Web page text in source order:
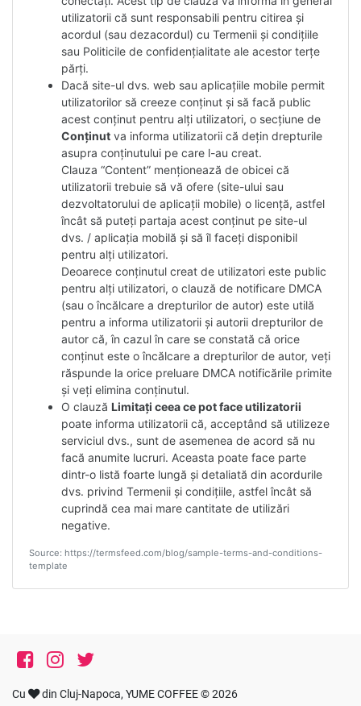
utilizatorii că sunt responsabili pentru citirea și
acordul (sau dezacordul) cu Termenii și condițiile
sau Politicile de confidențialitate ale acestor terțe
părți.
Dacă site-ul dvs. web sau aplicațiile mobile permit
utilizatorilor să creeze conținut și să facă public
acest conținut pentru alți utilizatori, o secțiune de
Conținut va informa utilizatorii că dețin drepturile
asupra conținutului pe care l-au creat.
Clauza “Content” menționează de obicei că
utilizatorii trebuie să vă ofere (site-ului sau
dezvoltatorului de aplicații mobile) o licență, astfel
încât să puteți partaja acest conținut pe site-ul
dvs. / aplicația mobilă și să îl faceți disponibil
pentru alți utilizatori.
Deoarece conținutul creat de utilizatori este public
pentru alți utilizatori, o clauză de notificare DMCA
(sau o încălcare a drepturilor de autor) este utilă
pentru a informa utilizatorii și autorii drepturilor de
autor că, în cazul în care se constată că orice
conținut este o încălcare a drepturilor de autor, veți
răspunde la orice preluare DMCA notificările primite
și veți elimina conținutul.
O clauză Limitați ceea ce pot face utilizatorii
poate informa utilizatorii că, acceptând să utilizeze
serviciul dvs., sunt de asemenea de acord să nu
facă anumite lucruri. Aceasta poate face parte
dintr-o listă foarte lungă și detaliată din acordurile
dvs. privind Termenii și condițiile, astfel încât să
cuprindă cea mai mare cantitate de utilizări
negative.
Source: https://termsfeed.com/blog/sample-terms-and-conditions-
template
Cu din Cluj-Napoca, YUME COFFEE © 2026